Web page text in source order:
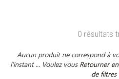
0 résultats
Aucun produit ne correspond à
l'instant ... Voulez vous Retourner
de filtres